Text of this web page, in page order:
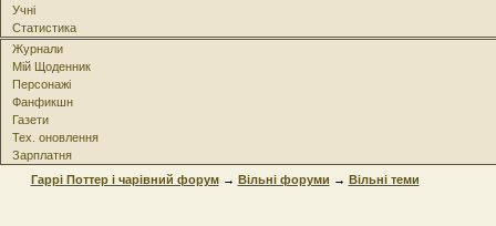
Учні
Статистика
Журнали
Мій Щоденник
Персонажі
Фанфикшн
Газети
Тех. оновлення
Зарплатня
Гаррі Поттер і чарівний форум→ Вільні форуми → Вільні теми